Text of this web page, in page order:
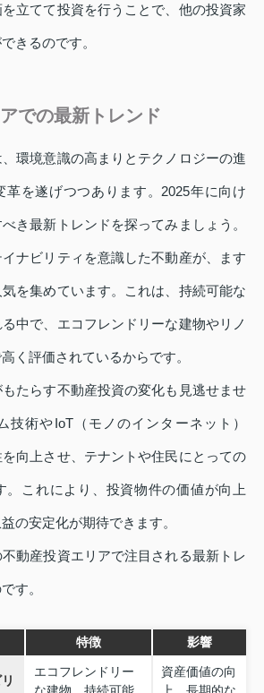
立てて投資を行うことで、他の投資家
きるのです。
での最新トレンド
環境意識の高まりとテクノロジーの進
革を遂げつつあります。2025年に向け
き最新トレンドを探ってみましょう。
ナビリティを意識した不動産が、ます
を集めています。これは、持続可能な
中で、エコフレンドリーな建物やリノ
く評価されているからです。
たらす不動産投資の変化も見逃せませ
技術やIoT（モノのインターネット）
向上させ、テナントや住民にとっての
。これにより、投資物件の価値が向上
の安定化が期待できます。
動産投資エリアで注目される最新トレ
す。
特徴 影響
エコフレンドリー
な建物、持続可能
資産価値の向
上、長期的な